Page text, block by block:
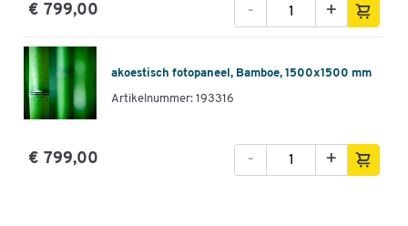
€ 799,00 +
-
akoestisch fotopaneel, Bamboe, 1500x1500 mm
Artikelnummer: 193316
€ 799,00 +
-